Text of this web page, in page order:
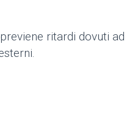
ritardi dovuti ad